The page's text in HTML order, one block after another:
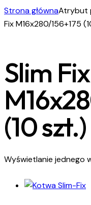
1
Strona głównaAtrybut
Fix M16x280/156+175
Slim Fix
(10 szt.)
Wyświetlanie jednego